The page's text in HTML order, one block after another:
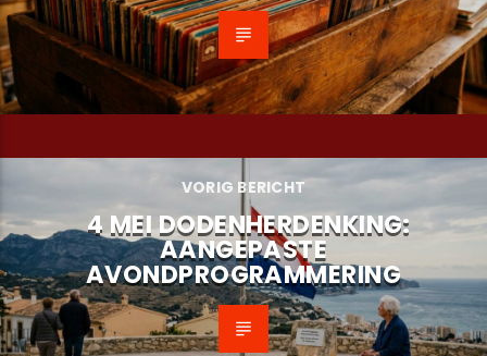
VORIG BERICHT
4 MEI DODENHERDENKING:
AANGEPASTE
AVONDPROGRAMMERING